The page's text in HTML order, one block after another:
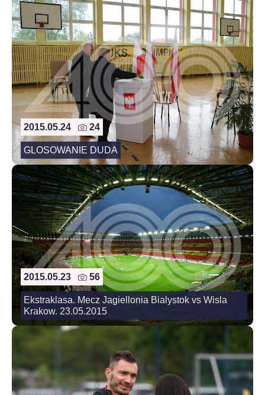
2015.05.24 24
GLOSOWANIE DUDA
2015.05.23 56
Ekstraklasa. Mecz Jagiellonia Bialystok vs Wisla
Krakow. 23.05.2015